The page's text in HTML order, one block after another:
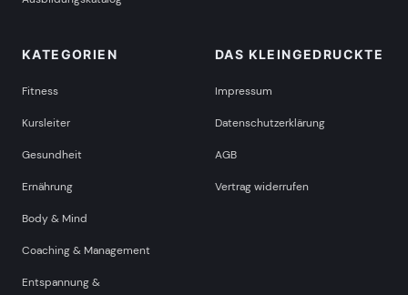
KATEGORIEN
Fitness
Kursleiter
Gesundheit
Ernährung
Body & Mind
Coaching & Management
Entspannung &
DAS KLEINGEDRUCKTE
Impressum
Datenschutzerklärung
AGB
Vertrag widerrufen